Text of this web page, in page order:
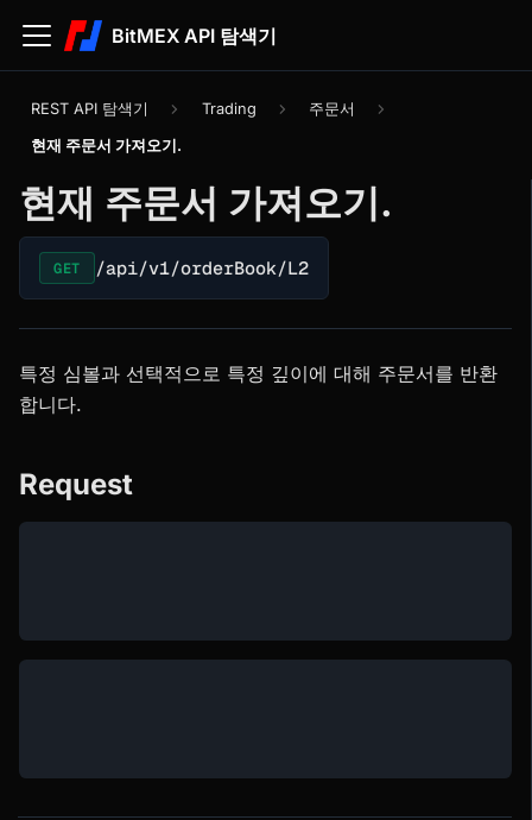
BitMEX API 탐색기
REST API 탐색기 Trading 주문서
현재 주문서 가져오기.
현재 주문서 가져오기.
GET /api/v1/orderBook/L2
특정 심볼과 선택적으로 특정 깊이에 대해 주문서를 반환
합니다.
Request